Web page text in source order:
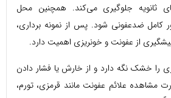
ثانویه جلوگیری می‌کند. همچنین محل
کامل ضدعفونی شود. پس از نمونه برداری،
از عفونت و خونریزی اهمیت دارد.
را خشک نگه دارد و از خارش یا فشار دادن
مشاهده علائم عفونت مانند قرمزی، تورم،